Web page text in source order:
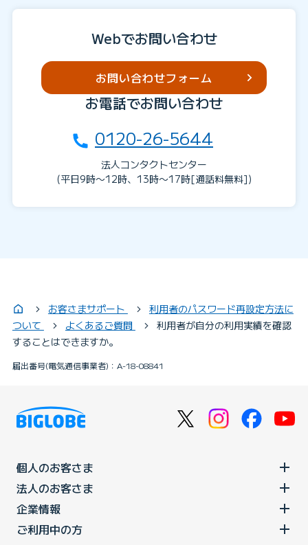
Webでお問い合わせ
お問い合わせフォーム
お電話でお問い合わせ
0120-26-5644
法人コンタクトセンター
(平日9時〜12時、13時〜17時[通話料無料])
お客さまサポート
利用者のパスワード再設定方法に
ついて
よくあるご質問
利用者が自分の利用実績を確認
することはできますか。
届出番号(電気通信事業者)：A-18-08841
個人のお客さま
法人のお客さま
企業情報
ご利用中の方